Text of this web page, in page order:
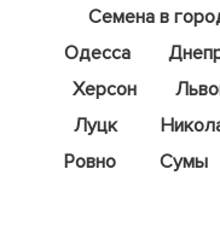
Семена в
Одесса
Херсон
Луцк
Ровно
Сумы